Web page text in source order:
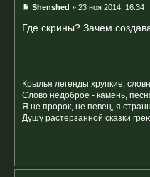
Shenshed » 23 ноя 2014, 16:34
Где скрины? Зачем
Крылья легенды хрупкие,
Слово недоброе - камень,
Я не пророк, не певец, я
Душу растерзанной сказки